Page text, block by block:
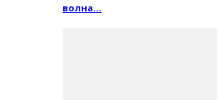
волна…